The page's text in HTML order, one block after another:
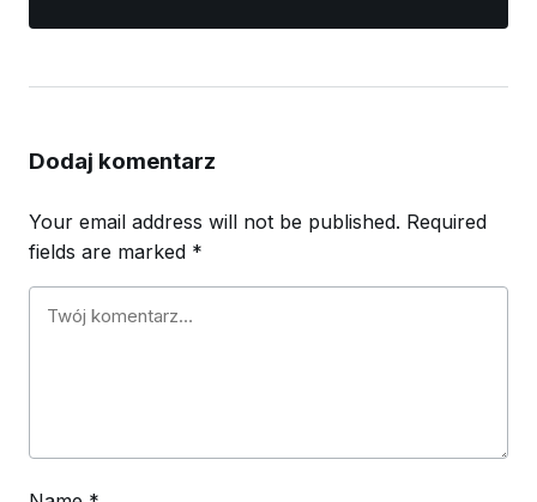
Dodaj komentarz
Your email address will not be published. Required
fields are marked *